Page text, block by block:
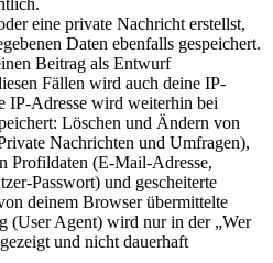
eine private Nachricht erstellst,
Daten ebenfalls gespeichert.
Beitrag als Entwurf
Fällen wird auch deine IP-
IP-Adresse wird weiterhin bei
Löschen und Ändern von
Nachrichten und Umfragen),
Profildaten (E-Mail-Adresse,
Passwort) und gescheiterte
deinem Browser übermittelte
(User Agent) wird nur in der „Wer
und nicht dauerhaft